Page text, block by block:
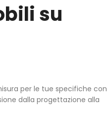
su
per le tue specifiche con
dalla progettazione alla